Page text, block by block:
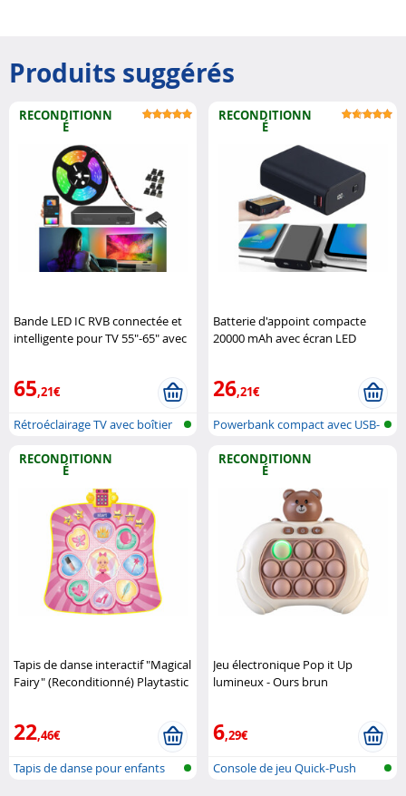
Produits suggérés
RECONDITIONN
É
Bande LED IC RVB connectée et
intelligente pour TV 55"-65" avec
65,21€
Rétroéclairage TV avec boîtier
RECONDITIONN
É
Batterie d'appoint compacte
20000 mAh avec écran LED
26,21€
Powerbank compact avec USB-
RECONDITIONN
É
Tapis de danse interactif "Magical
Fairy" (Reconditionné) Playtastic
22,46€
Tapis de danse pour enfants
RECONDITIONN
É
Jeu électronique Pop it Up
lumineux - Ours brun
6,29€
Console de jeu Quick-Push